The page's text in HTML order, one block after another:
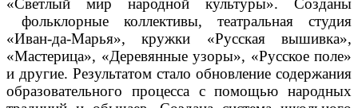
«Светлый мир народной культуры». Созданы
фольклорные коллективы, театральная студия
«Иван-да-Марья», кружки «Русская вышивка»,
«Мастерица», «Деревянные узоры», «Русское поле»
и другие. Результатом стало обновление содержания
образовательного процесса с помощью народных